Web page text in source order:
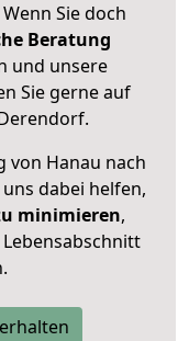
Sie doch
Beratung
und unsere
Sie gerne auf
von Hanau nach
dabei helfen,
minimieren,